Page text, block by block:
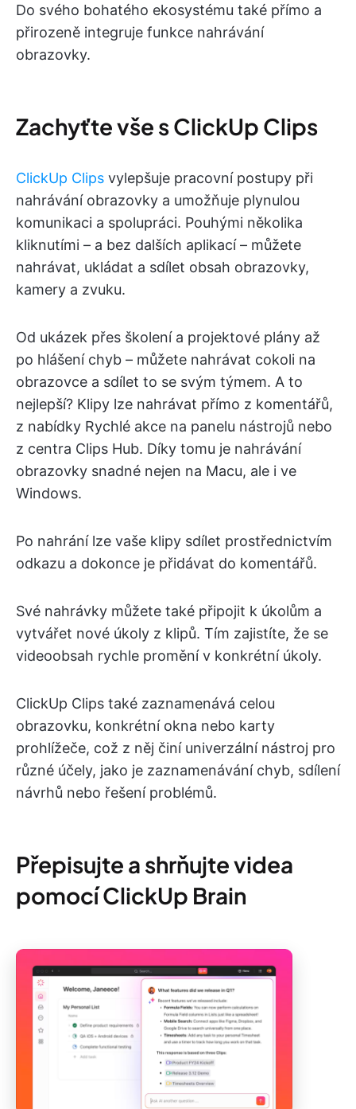
Do svého bohatého ekosystému také přímo a
přirozeně integruje funkce nahrávání
obrazovky.
Zachyťte vše s ClickUp Clips
ClickUp Clips vylepšuje pracovní postupy při
nahrávání obrazovky a umožňuje plynulou
komunikaci a spolupráci. Pouhými několika
kliknutími – a bez dalších aplikací – můžete
nahrávat, ukládat a sdílet obsah obrazovky,
kamery a zvuku.
Od ukázek přes školení a projektové plány až
po hlášení chyb – můžete nahrávat cokoli na
obrazovce a sdílet to se svým týmem. A to
nejlepší? Klipy lze nahrávat přímo z komentářů,
z nabídky Rychlé akce na panelu nástrojů nebo
z centra Clips Hub. Díky tomu je nahrávání
obrazovky snadné nejen na Macu, ale i ve
Windows.
Po nahrání lze vaše klipy sdílet prostřednictvím
odkazu a dokonce je přidávat do komentářů.
Své nahrávky můžete také připojit k úkolům a
vytvářet nové úkoly z klipů. Tím zajistíte, že se
videoobsah rychle promění v konkrétní úkoly.
ClickUp Clips také zaznamenává celou
obrazovku, konkrétní okna nebo karty
prohlížeče, což z něj činí univerzální nástroj pro
různé účely, jako je zaznamenávání chyb, sdílení
návrhů nebo řešení problémů.
Přepisujte a shrňujte videa
pomocí ClickUp Brain